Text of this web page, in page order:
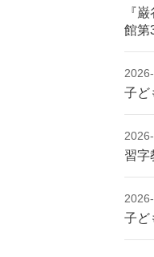
『
館第
子ど
習字
子ど